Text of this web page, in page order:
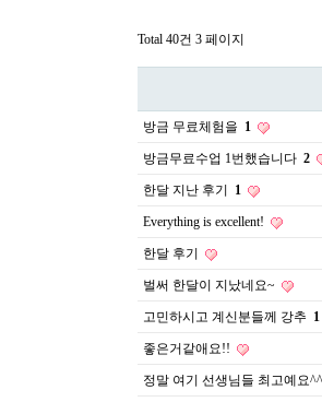
Total 40건 3 페이지
방금 무료체험을 1
방금무료수업 1번했습니다 2
한달 지난 후기 1
Everything is excellent!
한달 후기
벌써 한달이 지났네요~
고민하시고 계신분들께 강추 1
좋은거같애요!!
정말 여기 선생님들 최고예요